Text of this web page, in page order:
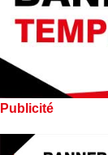
Publicité